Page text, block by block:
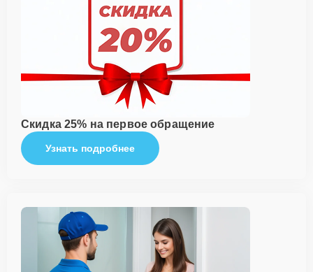
Скидка 25% на первое обращение
Узнать подробнее